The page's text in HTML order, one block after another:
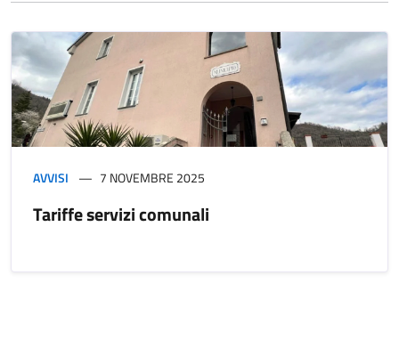
AVVISI 7 NOVEMBRE 2025
Tariffe servizi comunali